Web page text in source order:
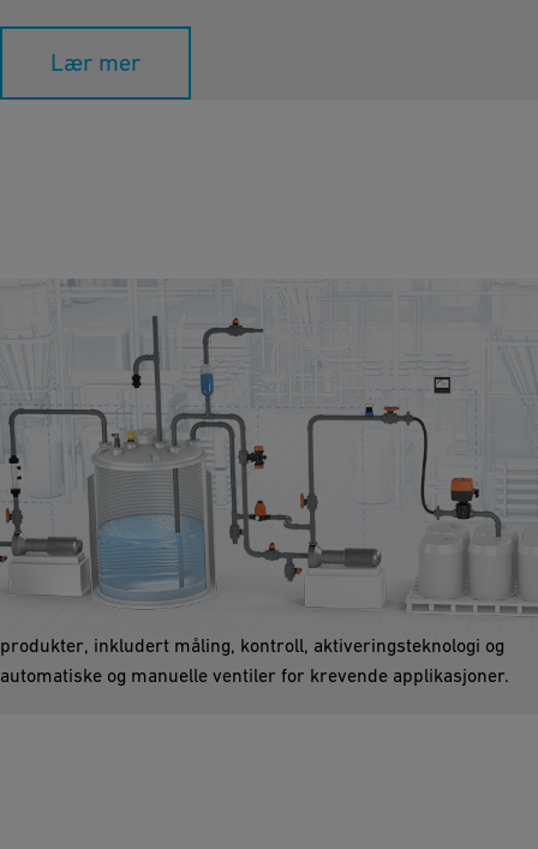
Lær mer
Lagertanker
I enhver produksjons- og prosessanlegg kreves en tank for å
lagre flytende medier. GF tilbyr raske, pålitelige og sikre verktøy
for tømming av tanker. Våre rørsystemer omfatter mange
produkter, inkludert måling, kontroll, aktiveringsteknologi og
automatiske og manuelle ventiler for krevende applikasjoner.